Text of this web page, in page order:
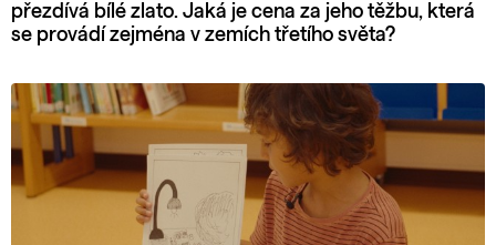
přezdívá bílé zlato. Jaká je cena za jeho těžbu, která
se provádí zejména v zemích třetího světa?